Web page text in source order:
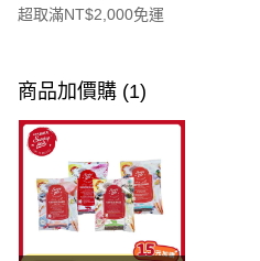
超取滿NT$2,000免運
信用卡一次付款
超商取貨付款
LINE Pay
Apple Pay
街口支付
商品加價購 (1)